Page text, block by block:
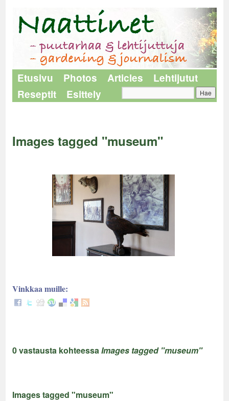
Etusivu Photos Articles
Lehtijutut
Reseptit
Esittely
Images tagged "museum"
Vinkkaa muille:
0 vastausta kohteessaImages tagged "museum"
Images tagged "museum"